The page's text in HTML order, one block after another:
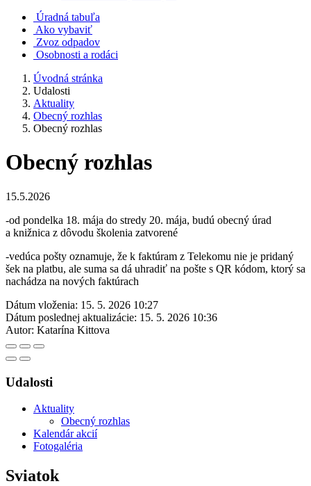
Úradná tabuľa
Ako vybaviť
Zvoz odpadov
Osobnosti a rodáci
Úvodná stránka
Udalosti
Aktuality
Obecný rozhlas
Obecný rozhlas
Obecný rozhlas
15.5.2026
-od pondelka 18. mája do stredy 20. mája, budú obecný úrad
a knižnica z dôvodu školenia zatvorené
-vedúca pošty oznamuje, že k faktúram z Telekomu nie je pridaný
šek na platbu, ale suma sa dá uhradiť na pošte s QR kódom, ktorý sa
nachádza na nových faktúrach
Dátum vloženia: 15. 5. 2026 10:27
Dátum poslednej aktualizácie: 15. 5. 2026 10:36
Autor: Katarína Kittova
Udalosti
Aktuality
Obecný rozhlas
Kalendár akcií
Fotogaléria
Sviatok